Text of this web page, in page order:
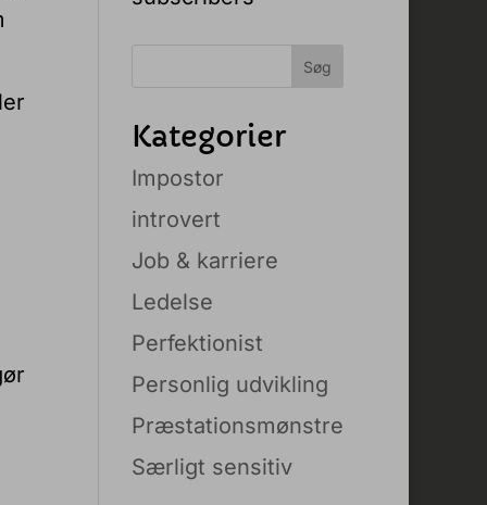
Kategorier
Impostor
introvert
Job & karriere
Ledelse
Perfektionist
Personlig udvikling
Præstationsmønstre
Særligt sensitiv